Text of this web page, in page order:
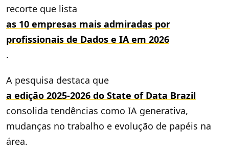
recorte que lista
as 10 empresas mais admiradas por
profissionais de Dados e IA em 2026
.
A pesquisa destaca que
a edição 2025-2026 do State of Data Brazil
consolida tendências como IA generativa,
mudanças no trabalho e evolução de papéis na
área.